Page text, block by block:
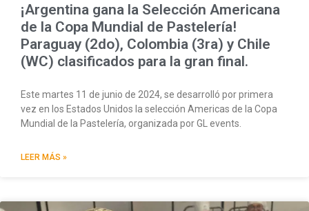
¡Argentina gana la Selección Americana
de la Copa Mundial de Pastelería!
Paraguay (2do), Colombia (3ra) y Chile
(WC) clasificados para la gran final.
Este martes 11 de junio de 2024, se desarrolló por primera
vez en los Estados Unidos la selección Americas de la Copa
Mundial de la Pastelería, organizada por GL events.
LEER MÁS »